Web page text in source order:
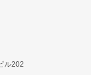
ル202